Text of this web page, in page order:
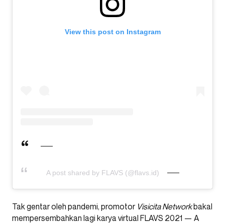
View this post on Instagram
A post shared by FLAVS (@flavs.id)
Tak gentar oleh pandemi, promotor Visicita Networkbakal
mempersembahkan lagi karya virtual FLAVS 2021 — A